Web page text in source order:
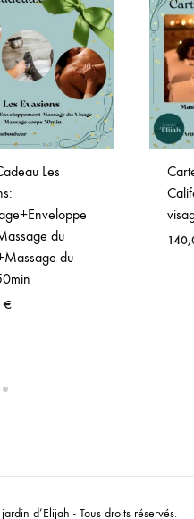
Les
du
du
€
d’Elijah - Tous droits réservés.